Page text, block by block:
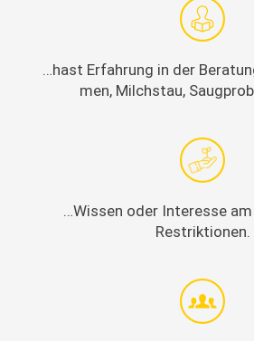
…hast Erfahrung in der
men, Milch­stau,
…Wis­sen oder Inter­esse
Restriktionen.